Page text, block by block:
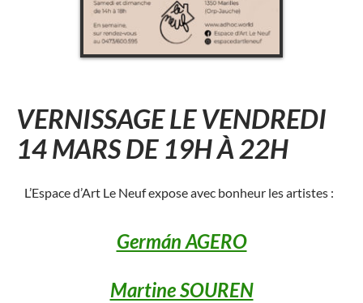
VERNISSAGE LE VENDREDI
14 MARSDE 19H À 22H
L’Espace d’Art Le Neuf expose avec bonheur les artistes :
Germán AGERO
Martine SOUREN